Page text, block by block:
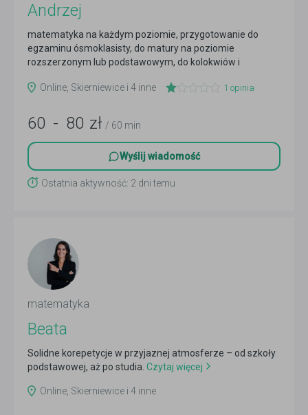
Andrzej
matematyka na każdym poziomie, przygotowanie do
egzaminu ósmoklasisty, do matury na poziomie
rozszerzonym lub podstawowym, do kolokwiów i
Online, Skierniewice i 4 inne
1 opinia
60 - 80 zł / 60 min
Wyślij wiadomość
Ostatnia aktywność: 2 dni temu
matematyka
Beata
Solidne korepetycje w przyjaznej atmosferze – od szkoły
podstawowej, aż po studia. Czytaj więcej
Online, Skierniewice i 4 inne